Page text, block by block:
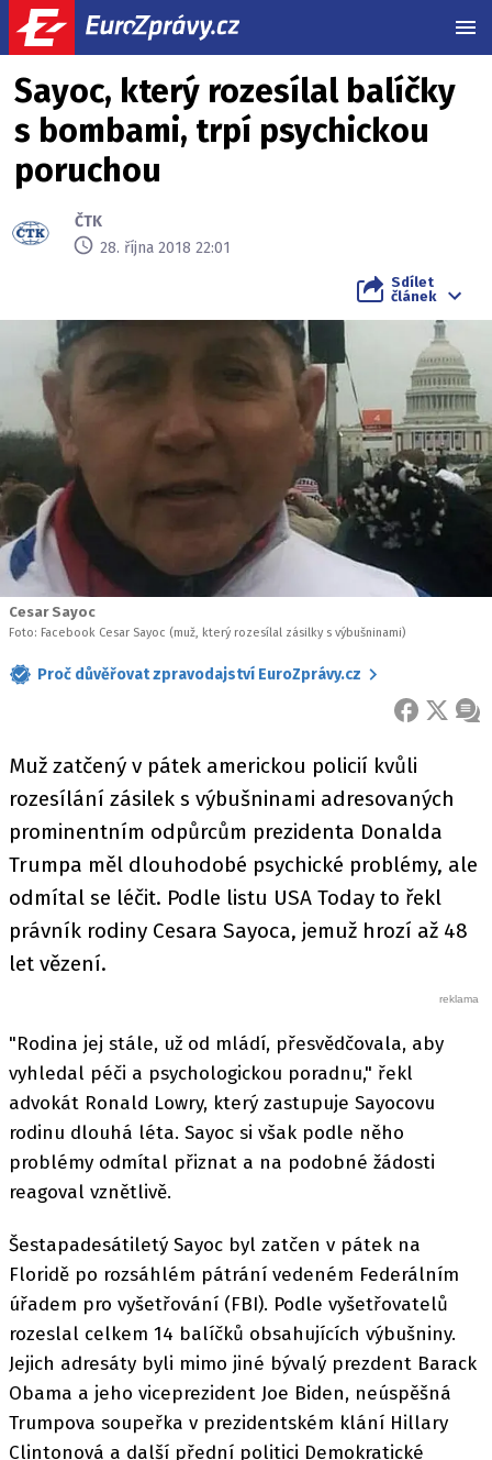
Sayoc, který rozesílal balíčky
s bombami, trpí psychickou
poruchou
ČTK
28. října 2018 22:01
Sdílet
článek
Cesar Sayoc
Foto: Facebook Cesar Sayoc (muž, který rozesílal zásilky s výbušninami)
Proč důvěřovat zpravodajství EuroZprávy.cz
FACEBOOK
X
Muž zatčený v pátek americkou policií kvůli
rozesílání zásilek s výbušninami adresovaných
prominentním odpůrcům prezidenta Donalda
Trumpa měl dlouhodobé psychické problémy, ale
odmítal se léčit. Podle listu USA Today to řekl
právník rodiny Cesara Sayoca, jemuž hrozí až 48
let vězení.
"Rodina jej stále, už od mládí, přesvědčovala, aby
vyhledal péči a psychologickou poradnu," řekl
advokát Ronald Lowry, který zastupuje Sayocovu
rodinu dlouhá léta. Sayoc si však podle něho
problémy odmítal přiznat a na podobné žádosti
reagoval vznětlivě.
Šestapadesátiletý Sayoc byl zatčen v pátek na
Floridě po rozsáhlém pátrání vedeném Federálním
úřadem pro vyšetřování (FBI). Podle vyšetřovatelů
rozeslal celkem 14 balíčků obsahujících výbušniny.
Jejich adresáty byli mimo jiné bývalý prezdent Barack
Obama a jeho viceprezident Joe Biden, neúspěšná
Trumpova soupeřka v prezidentském klání Hillary
Clintonová a další přední politici Demokratické